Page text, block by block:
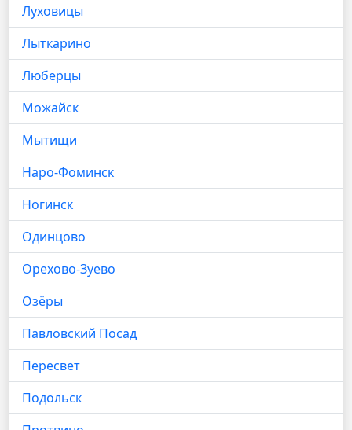
Луховицы
Лыткарино
Люберцы
Можайск
Мытищи
Наро-Фоминск
Ногинск
Одинцово
Орехово-Зуево
Озёры
Павловский Посад
Пересвет
Подольск